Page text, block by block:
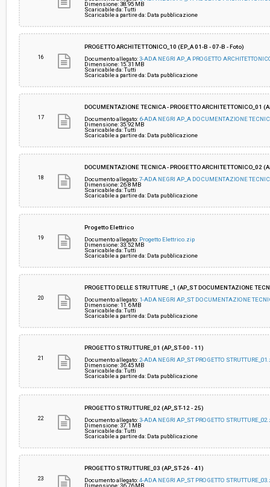
Dimensione: 38.95 MB
Scaricabile da: Tutti
Scaricabile a partire da: Data pubblicazione
16
PROGETTO ARCHITETTONICO_10 (EP_A 01-B - 07-B - Foto)
Documento allegato:3-ADA NEGRI AP_A PROGETTO
Dimensione: 15.31 MB
Scaricabile da: Tutti
Scaricabile a partire da: Data pubblicazione
17
DOCUMENTAZIONE TECNICA - PROGETTO ARCHITETTONICO_01
Documento allegato: 6-ADA NEGRI AP_A DOCUMENTAZIONE
Dimensione: 35.92 MB
Scaricabile da: Tutti
Scaricabile a partire da: Data pubblicazione
18
DOCUMENTAZIONE TECNICA - PROGETTO ARCHITETTONICO_02
Documento allegato:7-ADA NEGRI AP_A DOCUMENTAZIONE
Dimensione: 26.8 MB
Scaricabile da: Tutti
Scaricabile a partire da: Data pubblicazione
19
Progetto Elettrico
Documento allegato: Progetto Elettrico.zip
Dimensione: 33.52 MB
Scaricabile da: Tutti
Scaricabile a partire da: Data pubblicazione
20
PROGETTO DELLE STRUTTURE _1 (AP_ST DOCUMENTAZIONE
Documento allegato: 1-ADA NEGRI AP_ST DOCUMENTAZIONE
Dimensione: 11.6 MB
Scaricabile da: Tutti
Scaricabile a partire da: Data pubblicazione
21
PROGETTO STRUTTURE_01 (AP_ST-00 - 11)
Documento allegato:2-ADA NEGRI AP_ST PROGETTO
Dimensione: 36.45 MB
Scaricabile da: Tutti
Scaricabile a partire da: Data pubblicazione
22
PROGETTO STRUTTURE_02 (AP_ST-12 - 25)
Documento allegato:3-ADA NEGRI AP_ST PROGETTO
Dimensione: 37.1 MB
Scaricabile da: Tutti
Scaricabile a partire da: Data pubblicazione
23
PROGETTO STRUTTURE_03 (AP_ST-26 - 41)
Documento allegato:4-ADA NEGRI AP_ST PROGETTO
Dimensione: 36.76 MB